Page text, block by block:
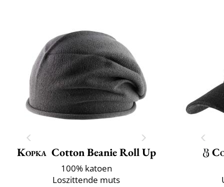
Kopka Cotton Beanie Roll Up
100% katoen
Loszittende muts